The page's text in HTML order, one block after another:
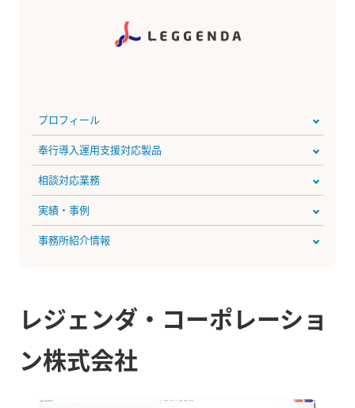
プロフィール
奉行導入運用支援対応製品
相談対応業務
実績・事例
事務所紹介情報
レジェンダ・コーポレーショ
ン株式会社